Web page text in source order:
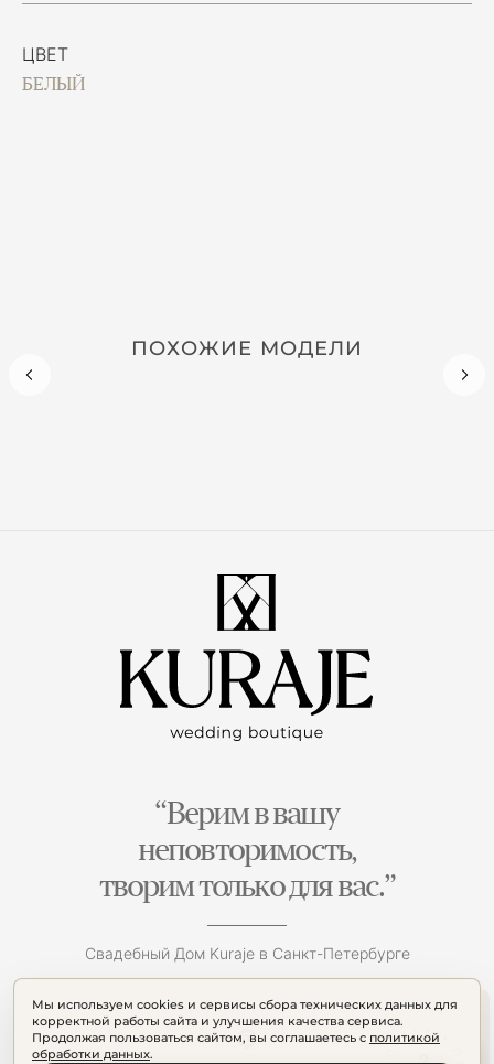
ЦВЕТ
БЕЛЫЙ
ПОХОЖИЕ МОДЕЛИ
Мы используем cookies и сервисы сбора технических данных для
корректной работы сайта и улучшения качества сервиса.
Продолжая пользоваться сайтом, вы соглашаетесь с политикой
обработки данных.
“Верим в вашу
неповторимость,
творим только для вас.”
Свадебный Дом Kuraje в Санкт-Петербурге